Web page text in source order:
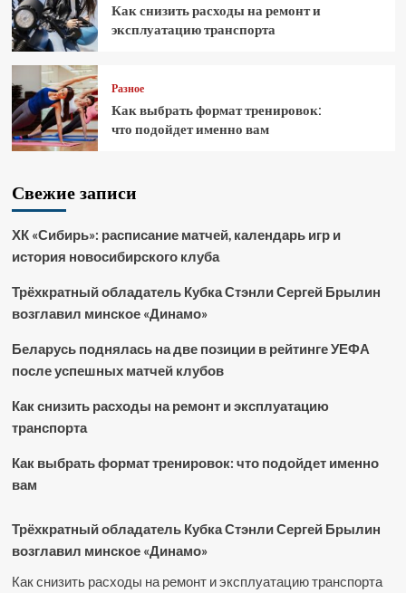
Как снизить расходы на ремонт и
эксплуатацию транспорта
Разное
Как выбрать формат тренировок:
что подойдет именно вам
Свежие записи
ХК «Сибирь»: расписание матчей, календарь игр и
история новосибирского клуба
Трёхкратный обладатель Кубка Стэнли Сергей Брылин
возглавил минское «Динамо»
Беларусь поднялась на две позиции в рейтинге УЕФА
после успешных матчей клубов
Как снизить расходы на ремонт и эксплуатацию
транспорта
Как выбрать формат тренировок: что подойдет именно
вам
Трёхкратный обладатель Кубка Стэнли Сергей Брылин
возглавил минское «Динамо»
Как снизить расходы на ремонт и эксплуатацию транспорта